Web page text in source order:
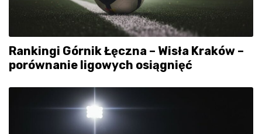
Rankingi Górnik Łęczna – Wisła Kraków –
porównanie ligowych osiągnięć